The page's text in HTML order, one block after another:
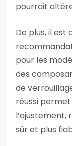
pourrait
De plus, il est
pour les
des
de
réussi permet
l’ajustement,
sûr et plus